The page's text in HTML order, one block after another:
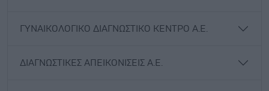
ΓΥΝΑΙΚΟΛΟΓΙΚΟ ΔΙΑΓΝΩΣΤΙΚΟ ΚΕΝΤΡΟ Α.Ε.
ΔΙΑΓΝΩΣΤΙΚΕΣ ΑΠΕΙΚΟΝΙΣΕΙΣ Α.Ε.